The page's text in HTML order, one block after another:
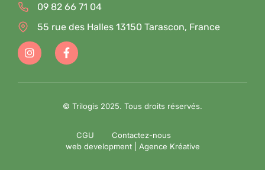
09 82 66 71 04
55 rue des Halles 13150 Tarascon, France
© Trilogis 2025. Tous droits réservés.
CGU
Contactez-nous
web development | Agence Kréative